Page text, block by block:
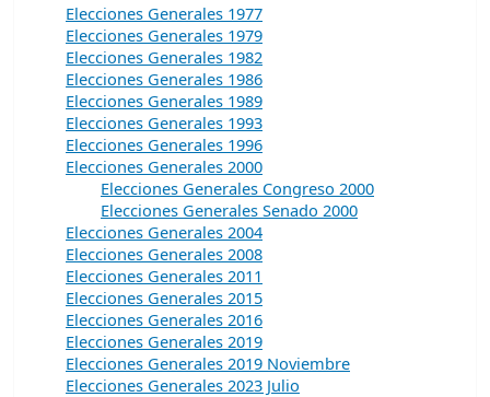
Elecciones Generales 1977
Elecciones Generales 1979
Elecciones Generales 1982
Elecciones Generales 1986
Elecciones Generales 1989
Elecciones Generales 1993
Elecciones Generales 1996
Elecciones Generales 2000
Elecciones Generales Congreso 2000
Elecciones Generales Senado 2000
Elecciones Generales 2004
Elecciones Generales 2008
Elecciones Generales 2011
Elecciones Generales 2015
Elecciones Generales 2016
Elecciones Generales 2019
Elecciones Generales 2019 Noviembre
Elecciones Generales 2023 Julio